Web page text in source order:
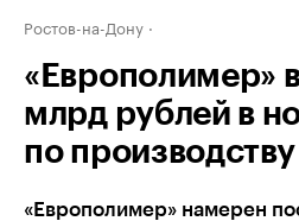
Ростов-на-Дону
«Европолимер»
млрд рублей в
по
«Европолимер» намерен